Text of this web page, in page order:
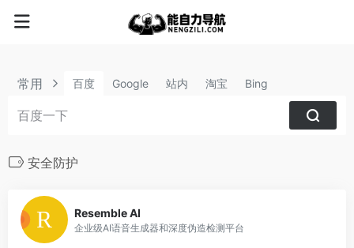
常用 百度 Google 站内 淘宝 Bing
安全防护
Resemble AI
企业级AI语音生成器和深度伪造检测平台